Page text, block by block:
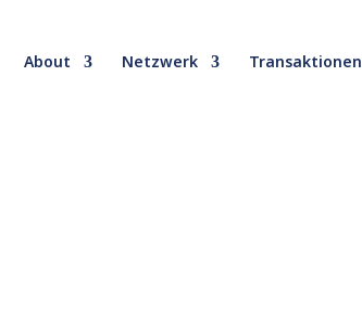
About Netzwerk Transaktionen